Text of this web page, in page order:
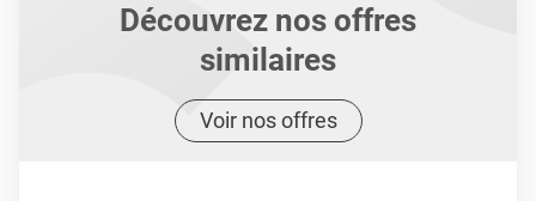
Découvrez nos offres
similaires
Voir nos offres